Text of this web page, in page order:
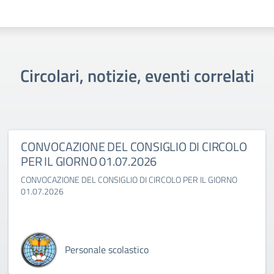
Circolari, notizie, eventi correlati
CONVOCAZIONE DEL CONSIGLIO DI CIRCOLO
PER IL GIORNO 01.07.2026
CONVOCAZIONE DEL CONSIGLIO DI CIRCOLO PER IL GIORNO
01.07.2026
Personale scolastico